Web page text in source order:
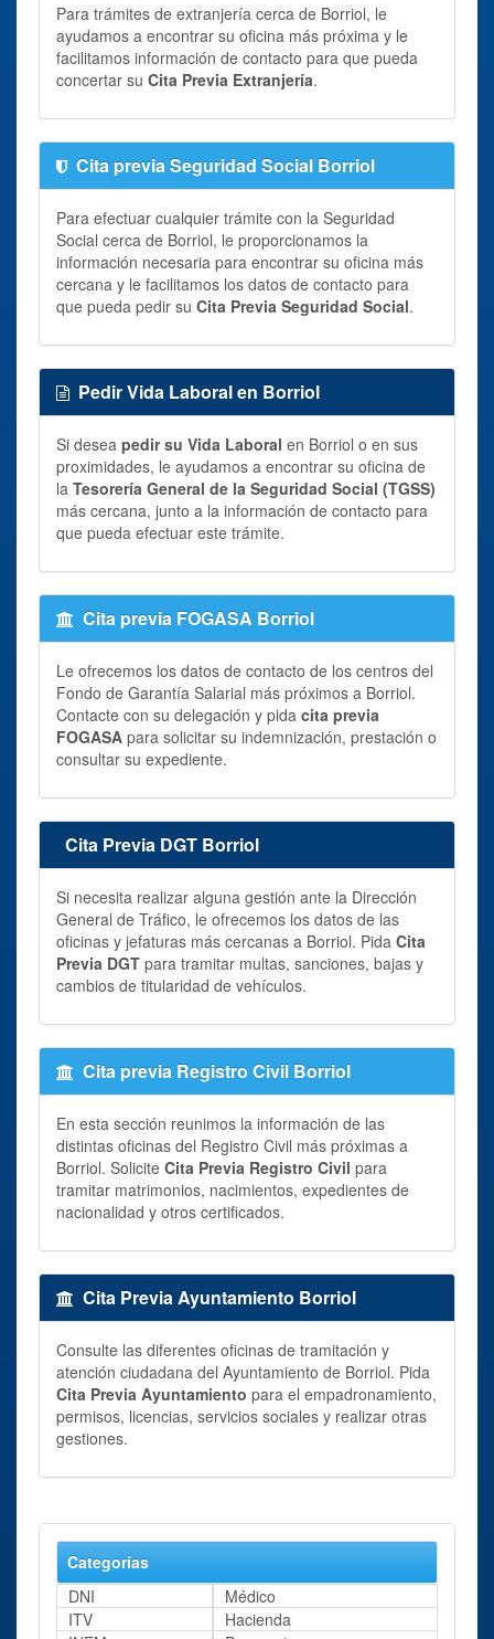
Para trámites de extranjería cerca de Borriol, le
ayudamos a encontrar su oficina más próxima y le
facilitamos información de contacto para que pueda
concertar su Cita Previa Extranjería.
Cita previa Seguridad Social Borriol
Para efectuar cualquier trámite con la Seguridad
Social cerca de Borriol, le proporcionamos la
información necesaria para encontrar su oficina más
cercana y le facilitamos los datos de contacto para
que pueda pedir su Cita Previa Seguridad Social.
Pedir Vida Laboral en Borriol
Si desea pedir su Vida Laboral en Borriol o en sus
proximidades, le ayudamos a encontrar su oficina de
la Tesorería General de la Seguridad Social (TGSS)
más cercana, junto a la información de contacto para
que pueda efectuar este trámite.
Cita previa FOGASA Borriol
Le ofrecemos los datos de contacto de los centros del
Fondo de Garantía Salarial más próximos a Borriol.
Contacte con su delegación y pida cita previa
FOGASA para solicitar su indemnización, prestación o
consultar su expediente.
Cita Previa DGT Borriol
Si necesita realizar alguna gestión ante la Dirección
General de Tráfico, le ofrecemos los datos de las
oficinas y jefaturas más cercanas a Borriol. Pida Cita
Previa DGT para tramitar multas, sanciones, bajas y
cambios de titularidad de vehículos.
Cita previa Registro Civil Borriol
En esta sección reunimos la información de las
distintas oficinas del Registro Civil más próximas a
Borriol. Solicite Cita Previa Registro Civil para
tramitar matrimonios, nacimientos, expedientes de
nacionalidad y otros certificados.
Cita Previa Ayuntamiento Borriol
Consulte las diferentes oficinas de tramitación y
atención ciudadana del Ayuntamiento de Borriol. Pida
Cita Previa Ayuntamiento para el empadronamiento,
permisos, licencias, servicios sociales y realizar otras
gestiones.
Categorías
DNI
Médico
ITV
Hacienda